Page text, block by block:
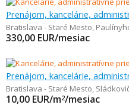
Prenájom, kancelárie,
Bratislava - Staré Mesto,
330,00 EUR/mesiac
Prenájom, kancelárie,
Bratislava - Staré Mesto,
10,00 EUR/m2/mesiac